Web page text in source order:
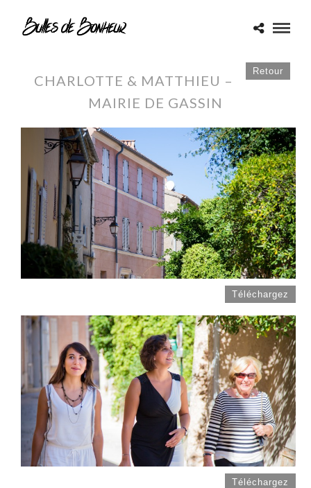
Retour
CHARLOTTE & MATTHIEU –
MAIRIE DE GASSIN
Téléchargez
Téléchargez